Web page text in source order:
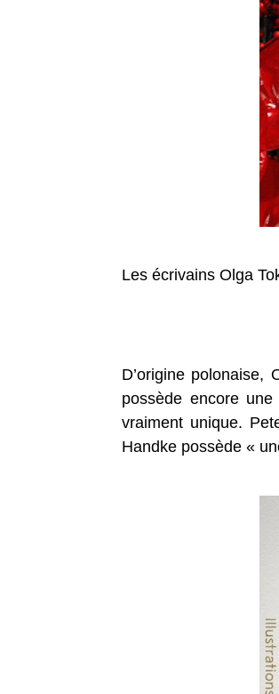
Les écrivains Olga
D’origine
possède encore
vraiment unique.
Handke possède «